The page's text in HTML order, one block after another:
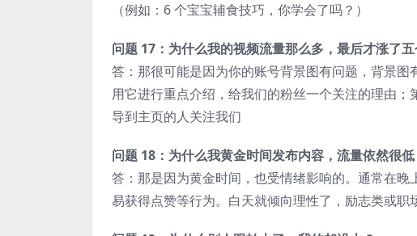
（例如：6 个宝宝辅食技巧，你学会了吗？）
问题 17：为什么我的视频流量那么多，最后才涨了五
答：那很可能是因为你的账号背景图有问题，背景
用它进行重点介绍，给我们的粉丝一个关注的理由
导到主页的人关注我们
问题 18：为什么我黄金时间发布内容，流量依然很低
答：那是因为黄金时间，也受情绪影响的。通常在
易获得点赞等行为。白天就倾向理性了，励志类或职